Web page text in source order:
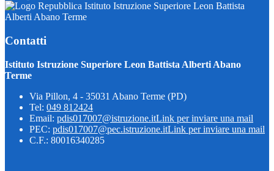
Istituto Istruzione Superiore Leon Battista
Alberti Abano Terme
Contatti
Istituto Istruzione Superiore Leon Battista Alberti Abano
Terme
Via Pillon, 4 - 35031 Abano Terme (PD)
Tel: 049 812424
Email: pdis017007@istruzione.itLink per inviare una mail
PEC: pdis017007@pec.istruzione.itLink per inviare una mail
C.F.: 80016340285